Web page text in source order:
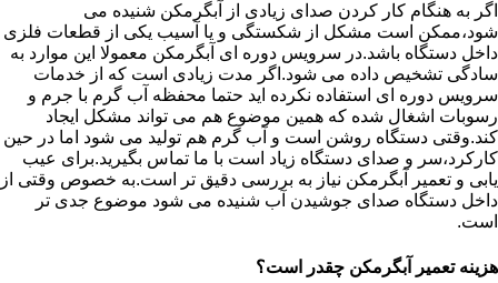
اگر به هنگام کار کردن صدای زیادی از آبگرمکن شنیده می
شود،ممکن است مشکل از شکستگی و یا آسیب یکی از قطعات فلزی
داخل دستگاه باشد.در سرویس دوره ای آبگرمکن معمولا این موارد به
سادگی تشخیص داده می شود.اگر مدت زیادی است که از خدمات
سرویس دوره ای استفاده نکرده اید حتما محفظه آب گرم با جرم و
رسوبات اشغال شده که همین موضوع هم می تواند مشکل ایجاد
کند.وقتی دستگاه روشن است و آب گرم هم تولید می شود اما در حین
کارکرد،سر و صدای دستگاه زیاد است با ما تماس بگیرید.برای عیب
یابی و تعمیر آبگرمکن نیاز به بررسی دقیق تر است.به خصوص وقتی از
داخل دستگاه صدای جوشیدن آب شنیده می شود موضوع جدی تر
است.
هزینه تعمیر آبگرمکن چقدر است؟